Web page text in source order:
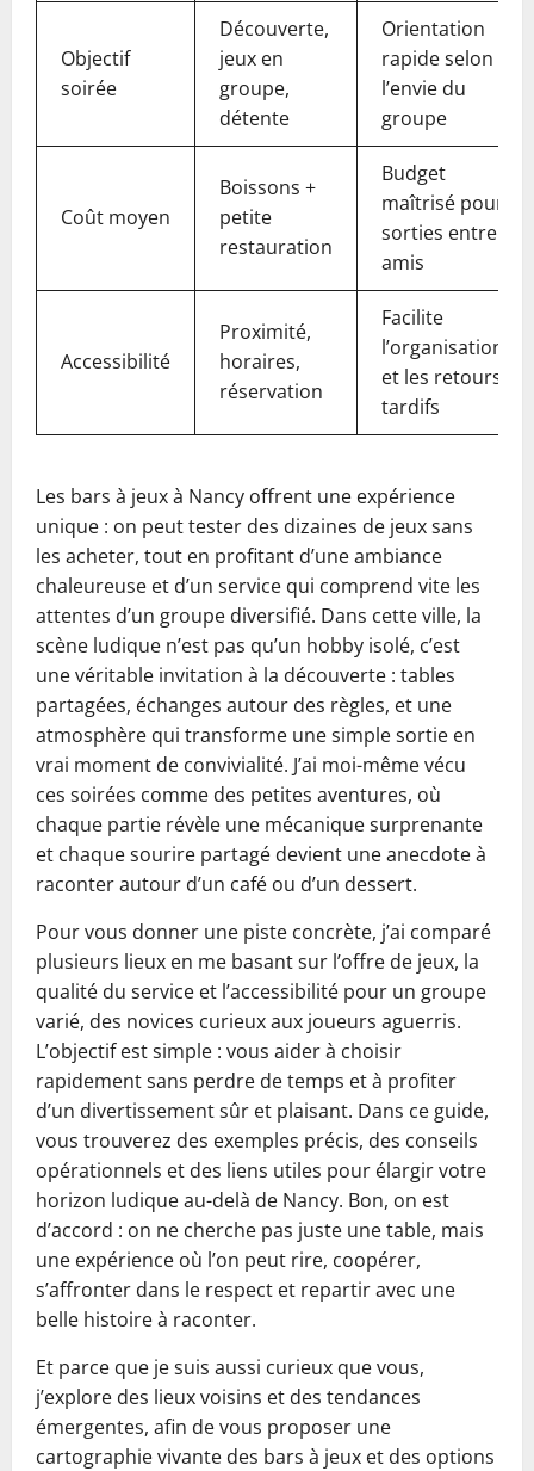
Objectif
soirée
Découverte,
jeux en
groupe,
détente
Orientation
rapide selon
l’envie du
groupe
Coût moyen
Boissons +
petite
restauration
Budget
maîtrisé pour
sorties entre
amis
Accessibilité
Proximité,
horaires,
réservation
Facilite
l’organisation
et les retours
tardifs
Les bars à jeux à Nancy offrent une expérience
unique : on peut tester des dizaines de jeux sans
les acheter, tout en profitant d’une ambiance
chaleureuse et d’un service qui comprend vite les
attentes d’un groupe diversifié. Dans cette ville, la
scène ludique n’est pas qu’un hobby isolé, c’est
une véritable invitation à la découverte : tables
partagées, échanges autour des règles, et une
atmosphère qui transforme une simple sortie en
vrai moment de convivialité. J’ai moi-même vécu
ces soirées comme des petites aventures, où
chaque partie révèle une mécanique surprenante
et chaque sourire partagé devient une anecdote à
raconter autour d’un café ou d’un dessert.
Pour vous donner une piste concrète, j’ai comparé
plusieurs lieux en me basant sur l’offre de jeux, la
qualité du service et l’accessibilité pour un groupe
varié, des novices curieux aux joueurs aguerris.
L’objectif est simple : vous aider à choisir
rapidement sans perdre de temps et à profiter
d’un divertissement sûr et plaisant. Dans ce guide,
vous trouverez des exemples précis, des conseils
opérationnels et des liens utiles pour élargir votre
horizon ludique au-delà de Nancy. Bon, on est
d’accord : on ne cherche pas juste une table, mais
une expérience où l’on peut rire, coopérer,
s’affronter dans le respect et repartir avec une
belle histoire à raconter.
Et parce que je suis aussi curieux que vous,
j’explore des lieux voisins et des tendances
émergentes, afin de vous proposer une
cartographie vivante des bars à jeux et des options